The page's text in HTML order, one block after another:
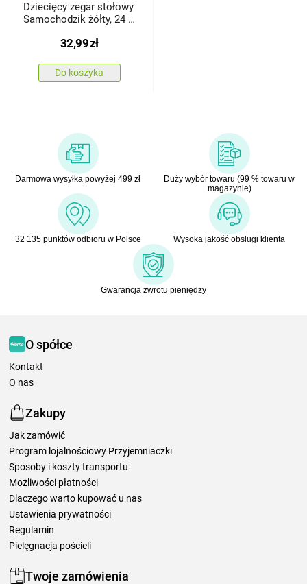
Dziecięcy zegar stołowy
Samochodzik żółty, 24 x
32,99zł
Do koszyka
Darmowa wysyłka powyżej 499 zł
Duży wybór towaru (99 % towaru w
magazynie)
32 135 punktów odbioru w Polsce Wysoka jakość obsługi klienta
Gwarancja zwrotu pieniędzy
O spółce
Kontakt
O nas
Zakupy
Jak zamówić
Program lojalnościowy Przyjemniaczki
Sposoby i koszty transportu
Możliwości płatności
Dlaczego warto kupować u nas
Ustawienia prywatności
Regulamin
Pielęgnacja pościeli
Twoje zamówienia